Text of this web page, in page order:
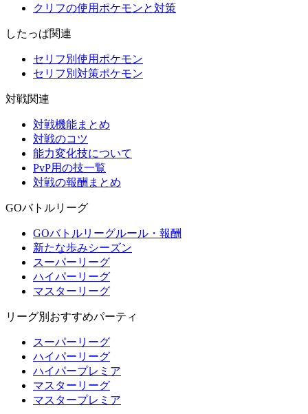
クリフの使用ポケモンと対策
したっぱ関連
セリフ別使用ポケモン
セリフ別対策ポケモン
対戦関連
対戦機能まとめ
対戦のコツ
能力変化技について
PvP用の技一覧
対戦の報酬まとめ
GOバトルリーグ
GOバトルリーグルール・報酬
新たな歩みシーズン
スーパーリーグ
ハイパーリーグ
マスターリーグ
リーグ別おすすめパーティ
スーパーリーグ
ハイパーリーグ
ハイパープレミア
マスターリーグ
マスタープレミア